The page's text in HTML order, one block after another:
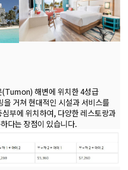
(Tumon) 해변에 위치한 4성급
거쳐 현대적인 시설과 서비스를
부에 위치하여, 다양한 레스토랑과
다는 장점이 있습니다.